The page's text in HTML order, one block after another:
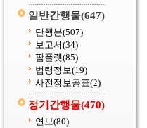
일반간행물(647)
단행본(507)
보고서(34)
팜플렛(85)
법령정보(19)
사전정보공표(2)
정기간행물(470)
연보(80)